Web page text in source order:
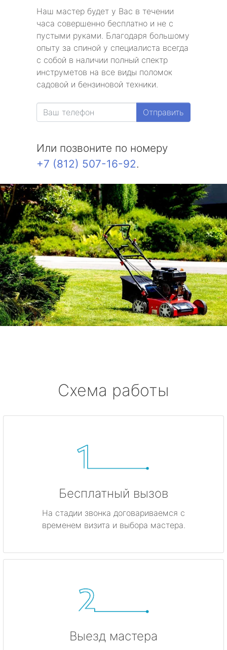
Наш мастер будет у Вас в течении
часа совершенно бесплатно и не с
пустыми руками. Благодаря большому
опыту за спиной у специалиста всегда
с собой в наличии полный спектр
инструметов на все виды поломок
садовой и бензиновой техники.
Отправить
Или позвоните по номеру
+7 (812) 507-16-92.
Схема работы
Бесплатный вызов
На стадии звонка договариваемся с
временем визита и выбора мастера.
Выезд мастера